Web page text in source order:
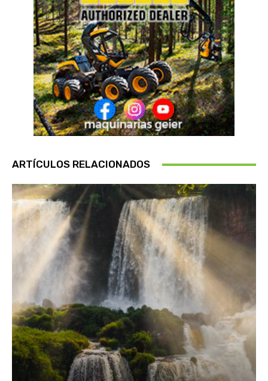
ARTÍCULOS RELACIONADOS